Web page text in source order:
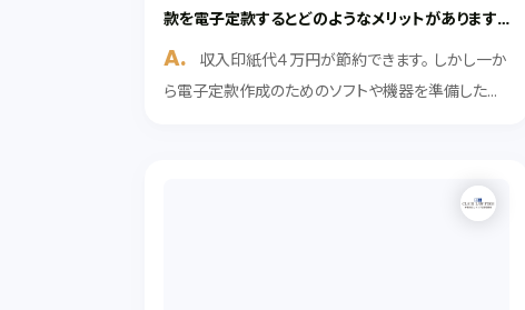
款を電子定款するとどのようなメリットがあります
か？
収入印紙代４万円が節約できます。 しかし一か
ら電子定款作成のためのソフトや機器を準備した場